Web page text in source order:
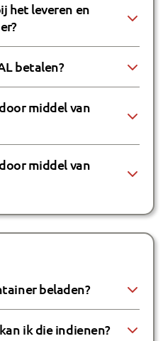
het leveren en
betalen?
middel van
middel van
beladen?
ik die indienen?